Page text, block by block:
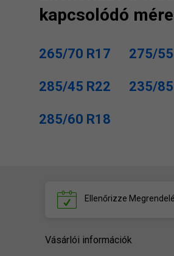
kapcsolódó
265/70 R17 275/
285/45 R22 235/
285/60 R18
Ellenőrizze
Vásárlói információk